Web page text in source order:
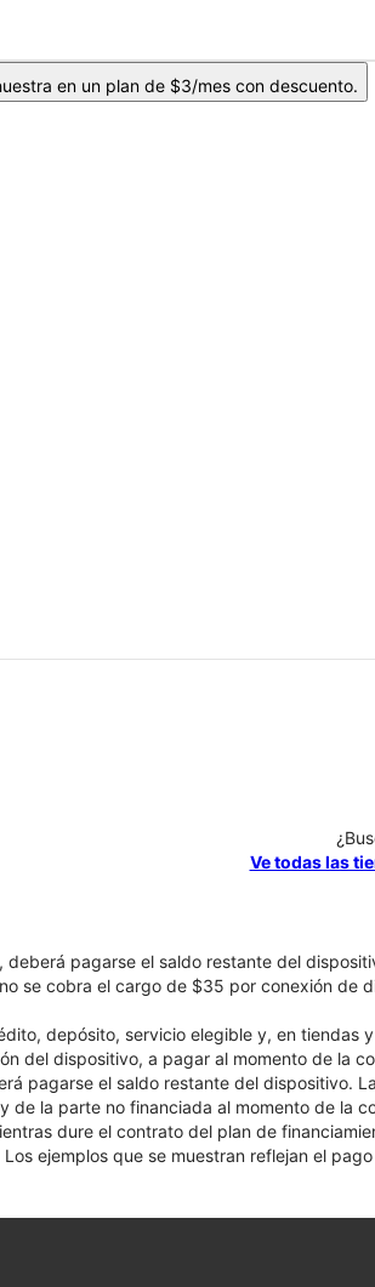
en un plan de $3/mes con descuento.
Ve todas las
deberá pagarse el saldo restante del
se cobra el cargo de $35 por conexión de
depósito, servicio elegible y, en tiendas
del dispositivo, a pagar al momento de la
pagarse el saldo restante del dispositivo.
de la parte no financiada al momento de la
dure el contrato del plan de
ejemplos que se muestran reflejan el